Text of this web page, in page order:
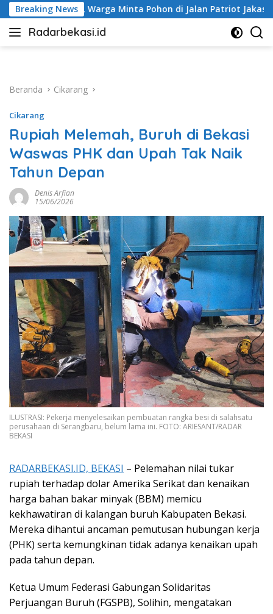
Langsung
ke
konten
Breaking News
Pohon di Jalan Patriot Jakasampurna Dipangkas
Radarbekasi.id
Berita
Beranda
Cikarang
Cikarang
Rupiah Melemah, Buruh di Bekasi
Waswas PHK dan Upah Tak Naik
Tahun Depan
Denis Arfian
15/06/2026
ILUSTRASI: Pekerja menyelesaikan pembuatan rangka besi di salahsatu
perusahaan di Serangbaru, belum lama ini. FOTO: ARIESANT/RADAR
BEKASI
RADARBEKASI.ID, BEKASI – Pelemahan nilai tukar
rupiah terhadap dolar Amerika Serikat dan kenaikan
harga bahan bakar minyak (BBM) memicu
kekhawatiran di kalangan buruh Kabupaten Bekasi.
Mereka dihantui ancaman pemutusan hubungan kerja
(PHK) serta kemungkinan tidak adanya kenaikan upah
pada tahun depan.
Ketua Umum Federasi Gabungan Solidaritas
Perjuangan Buruh (FGSPB), Solihin, mengatakan